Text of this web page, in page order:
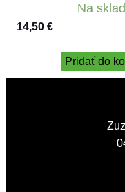
Na
14,50 €
Pridať do